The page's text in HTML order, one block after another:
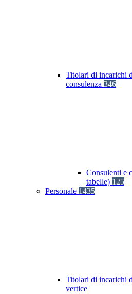
Titolari di incarichi
consulenza 346
Consulenti e
tabelle) 125
Personale 1435
Titolari di incarichi
vertice